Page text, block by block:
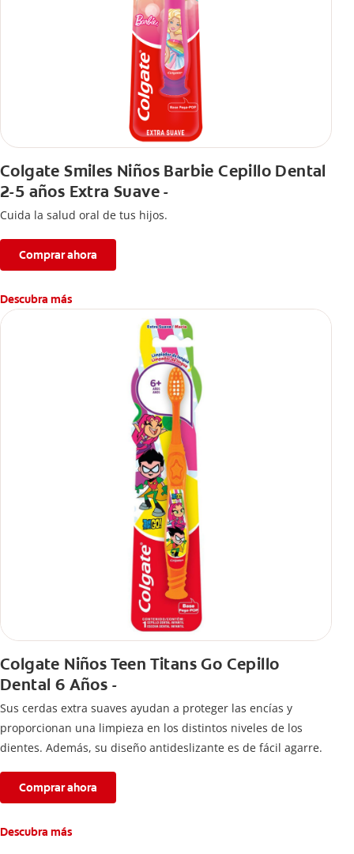
Colgate Smiles Niños Barbie Cepillo Dental
2-5 años Extra Suave -
Cuida la salud oral de tus hijos.
Comprar ahora
Descubra más
Colgate Niños Teen Titans Go Cepillo
Dental 6 Años -
Sus cerdas extra suaves ayudan a proteger las encías y
proporcionan una limpieza en los distintos niveles de los
dientes. Además, su diseño antideslizante es de fácil agarre.
Comprar ahora
Descubra más